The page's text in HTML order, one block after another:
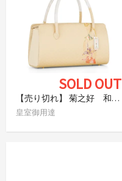
SOLD OUT
【売り切れ】 菊之好 和装バッグ 折鶴
皇室御用達